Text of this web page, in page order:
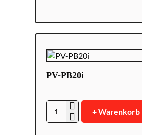
PV-PB20i
PV-
+ Warenkorb